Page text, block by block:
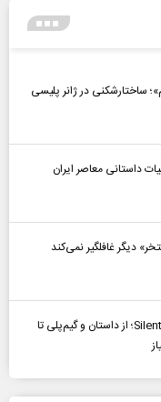
ساختارشکنی در ژانر پلیسی
داستانی معاصر ایران
دیگر غافلگیر نمی‌کند
بررسی بازی Silent Hill: Townfall؛ از داستان و گیم‌پلی تا